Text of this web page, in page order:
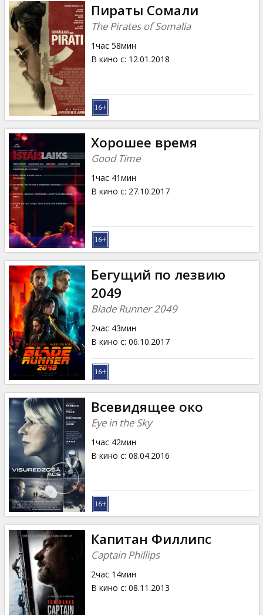
Пираты Сомали
The Pirates of Somalia
1час 58мин
В кино с: 12.01.2018
Хорошее время
Good Time
1час 41мин
В кино с: 27.10.2017
Бегущий по лезвию
2049
Blade Runner 2049
2час 43мин
В кино с: 06.10.2017
Всевидящее око
Eye in the Sky
1час 42мин
В кино с: 08.04.2016
Капитан Филлипс
Captain Phillips
2час 14мин
В кино с: 08.11.2013